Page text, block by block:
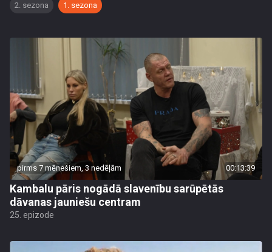
2. sezona 1. sezona
pirms 7 mēnešiem, 3 nedēļām 00:13:39
Kambalu pāris nogādā slavenību sarūpētās
dāvanas jauniešu centram
25. epizode